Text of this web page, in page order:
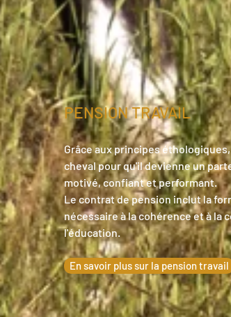
PENSION TRAVAIL
Grâce aux principes
cheval pour qu'il devienne un
motivé, confiant et performant.
Le contrat de pension inclut la
nécessaire à la cohérence et à la
l'éducation.
En savoir plus sur la pension travail